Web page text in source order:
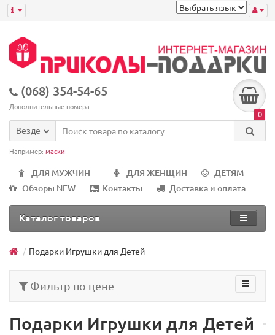
(068) 354-54-65
Дополнительные номера
0
Везде
Например: маски
ДЛЯ МУЖЧИН ДЛЯ ЖЕНЩИН
ДЕТЯМ
Обзоры NEW
Контакты Доставка и оплата
Каталог товаров
Подарки Игрушки для Детей
Фильтр по цене
Подарки Игрушки для Детей